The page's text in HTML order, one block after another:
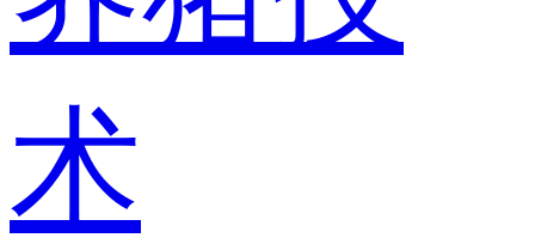
术